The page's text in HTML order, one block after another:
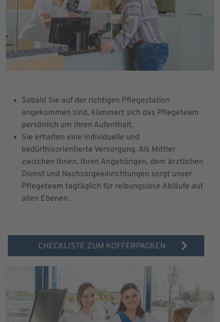
Sobald Sie auf der richtigen Pflegestation
angekommen sind, kümmert sich das Pflegeteam
persönlich um Ihren Aufenthalt.
Sie erhalten eine individuelle und
bedürfnisorientierte Versorgung. Als Mittler
zwischen Ihnen, Ihren Angehörigen, dem ärztlichen
Dienst und Nachsorgeeinrichtungen sorgt unser
Pflegeteam tagtäglich für reibungslose Abläufe auf
allen Ebenen.
CHECKLISTE ZUM KOFFERPACKEN